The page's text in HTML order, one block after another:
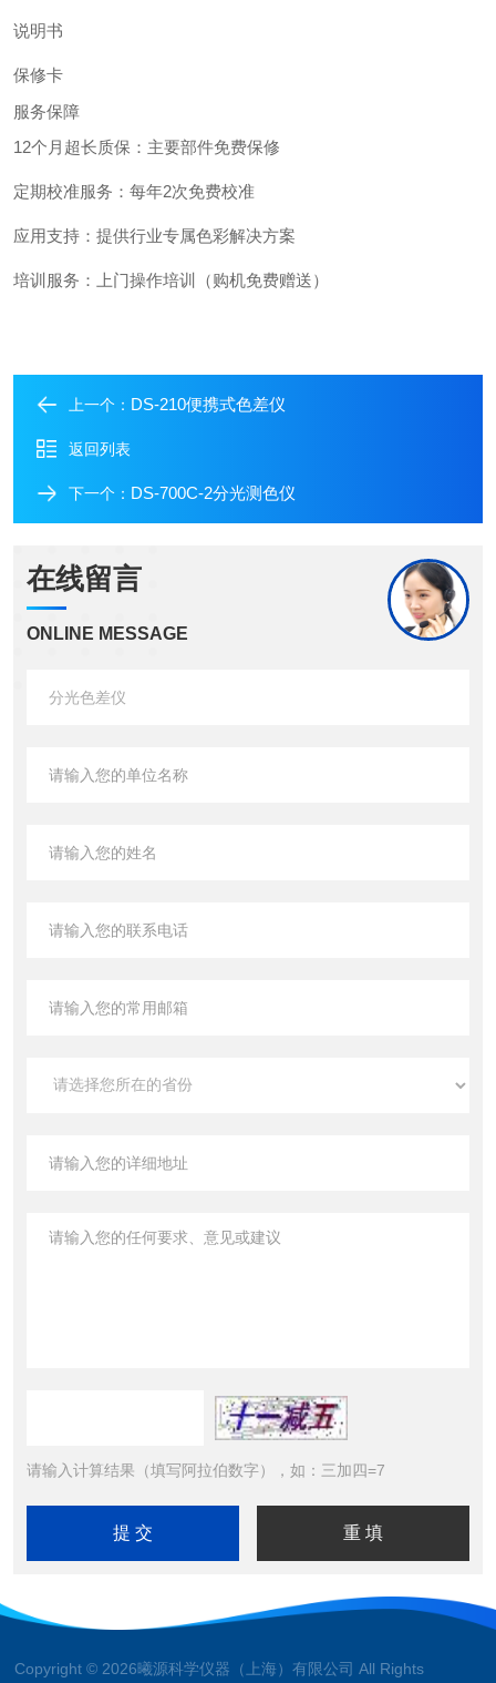
说明书
保修卡
服务保障
12个月超长质保：主要部件免费保修
定期校准服务：每年2次免费校准
应用支持：提供行业专属色彩解决方案
培训服务：上门操作培训（购机免费赠送）
上一个： DS-210便携式色差仪
返回列表
下一个： DS-700C-2分光测色仪
在线留言
ONLINE MESSAGE
请输入计算结果（填写阿拉伯数字），如：三加四=7
Copyright © 2026曦源科学仪器（上海）有限公司 All Rights